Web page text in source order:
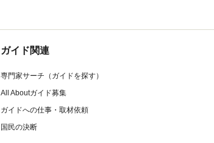
ガイド関連
専門家サーチ（ガイドを探す）
All Aboutガイド募集
ガイドへの仕事・取材依頼
国民の決断